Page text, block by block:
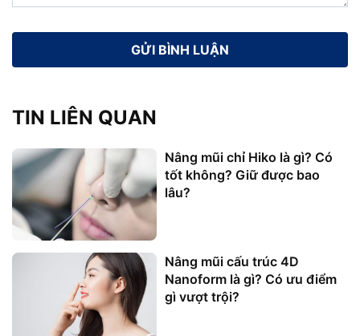
TIN LIÊN QUAN
Nâng mũi chỉ Hiko là gì? Có
tốt không? Giữ được bao
lâu?
Nâng mũi cấu trúc 4D
Nanoform là gì? Có ưu điểm
gì vượt trội?